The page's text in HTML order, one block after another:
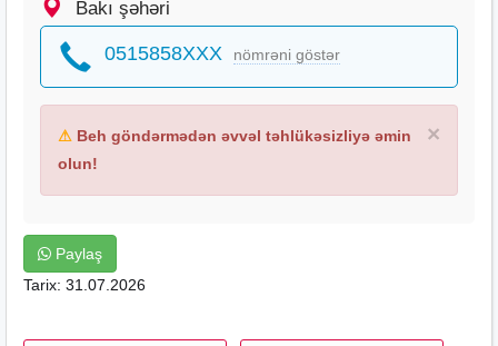
Bakı şəhəri
0515858XXX nömrəni göstər
×
⚠ Beh göndərmədən əvvəl təhlükəsizliyə əmin
olun!
Paylaş
Tarix: 31.07.2026